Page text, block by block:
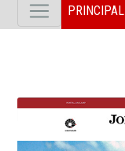
PRINCIPAL